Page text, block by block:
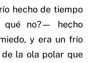
hecho de tiempo
no?— hecho
y era un frío
la ola polar que